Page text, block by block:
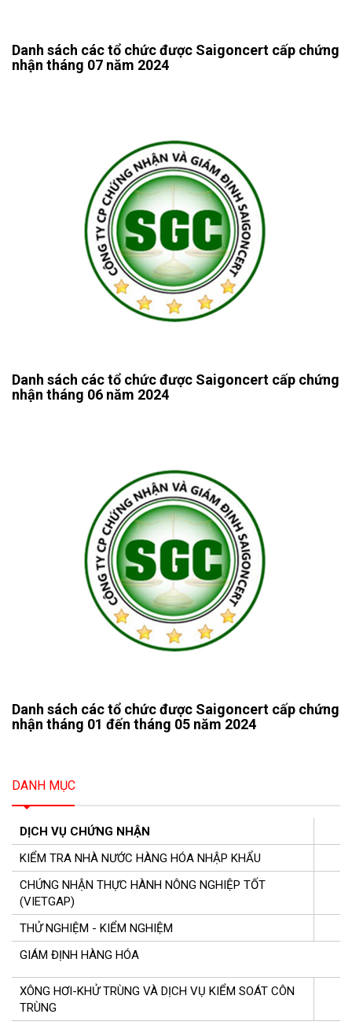
Danh sách các tổ chức được Saigoncert cấp chứng
nhận tháng 07 năm 2024
Danh sách các tổ chức được Saigoncert cấp chứng
nhận tháng 06 năm 2024
Danh sách các tổ chức được Saigoncert cấp chứng
nhận tháng 01 đến tháng 05 năm 2024
DANH MỤC
DỊCH VỤ CHỨNG NHẬN
KIỂM TRA NHÀ NƯỚC HÀNG HÓA NHẬP KHẨU
CHỨNG NHẬN THỰC HÀNH NÔNG NGHIỆP TỐT
(VIETGAP)
THỬ NGHIỆM - KIỂM NGHIỆM
GIÁM ĐỊNH HÀNG HÓA
XÔNG HƠI-KHỬ TRÙNG VÀ DỊCH VỤ KIỂM SOÁT CÔN
TRÙNG